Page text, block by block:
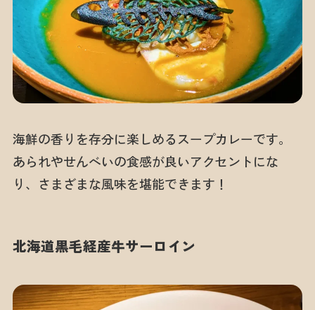
海鮮の香りを存分に楽しめるスープカレーです。
あられやせんべいの食感が良いアクセントにな
り、さまざまな風味を堪能できます！
北海道黒毛経産牛サーロイン